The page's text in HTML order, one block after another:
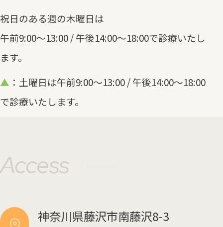
祝日のある週の木曜日は
午前9:00～13:00 / 午後14:00～18:00で診療いたし
ます。
▲ ：土曜日は午前9:00～13:00 / 午後14:00～18:00
で診療いたします。
Access
神奈川県藤沢市南藤沢8-3